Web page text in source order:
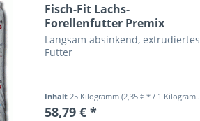
Fisch-Fit Lachs-
Forellenfutter Premix
55/25...
Langsam absinkend, extrudiertes
Futter
Inhalt 25 Kilogramm(2,35 € * / 1 Kilogramm)
58,79 € *